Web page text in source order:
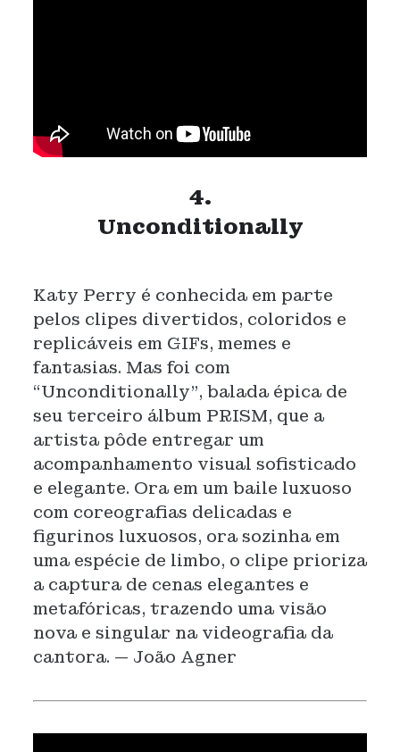
4.
Unconditionally
Katy Perry é conhecida em parte
pelos clipes divertidos, coloridos e
replicáveis em GIFs, memes e
fantasias. Mas foi com
“Unconditionally”, balada épica de
seu terceiro álbum PRISM, que a
artista pôde entregar um
acompanhamento visual sofisticado
e elegante. Ora em um baile luxuoso
com coreografias delicadas e
figurinos luxuosos, ora sozinha em
uma espécie de limbo, o clipe prioriza
a captura de cenas elegantes e
metafóricas, trazendo uma visão
nova e singular na videografia da
cantora. — João Agner